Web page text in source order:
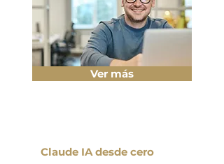
Ver más
Claude IA desde cero